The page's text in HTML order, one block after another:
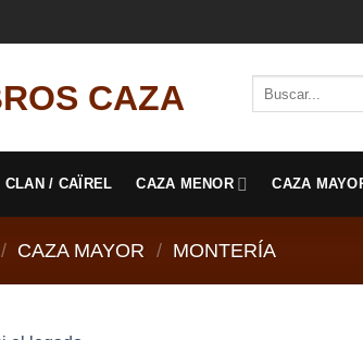
CLAN / CAÏREL CAZA MENOR CAZA
/ CAZA MAYOR / MONTERÍA